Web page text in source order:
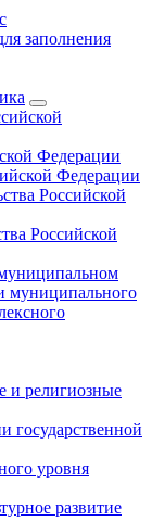
заполнения
Федерации
Федерации
Российской
Российской
муниципального
и религиозные
государственной
уровня
развитие